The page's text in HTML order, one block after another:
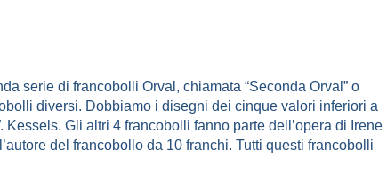
serie di francobolli Orval, chiamata “Seconda Orval” o
diversi. Dobbiamo i disegni dei cinque valori inferiori a
Gli altri 4 francobolli fanno parte dell’opera di Irene
del francobollo da 10 franchi. Tutti questi francobolli